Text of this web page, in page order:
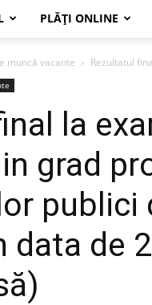
PLĂȚI ONLINE
muncă vacante Rezultatul
la
grad
publici
data de